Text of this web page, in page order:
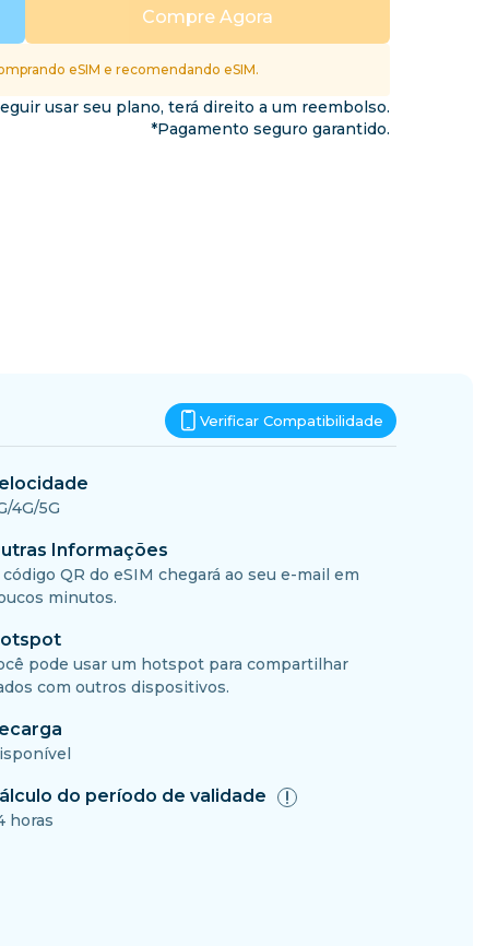
Compre Agora
eSIM e recomendando eSIM.
usar seu plano, terá direito a um reembolso.
*Pagamento seguro garantido.
Verificar Compatibilidade
4G/5G
Informações
código QR do eSIM chegará ao seu e-mail em
minutos.
pode usar um hotspot para compartilhar
com outros dispositivos.
do período de validade
horas